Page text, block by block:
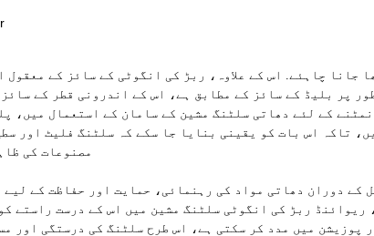
سختی کی حد کو 60 سے 90 ڈگری پر رکھا جانا چاہئے. اس کے علاوہ، ربڑ کی انگوٹی کے سائز کے
پر بلیڈ کے سائز کے مطابق ہے، اس کے اندرونی قطر کے
کے لئے دھاتی سلٹنگ مشین کے سامان کے استعمال میں،
تاکہ اس بات کو یقینی بنایا جا سکے کہ سلٹنگ فلیٹ اور
مصنوعات کی
کے دوران دھاتی مواد کی رہنمائی، حمایت اور حفاظت کے لیے
ریوائنڈ ربڑ کی انگوٹی سلٹنگ مشین میں اس کے درست راستے
پوزیشن میں مدد کر سکتی ہے، اس طرح سلٹنگ کی درستگی اور